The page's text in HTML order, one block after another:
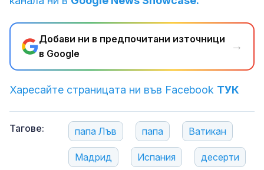
Добави ни в предпочитани източници
в Google
→
Харесайте страницата ни във Facebook ТУК
Тагове: папа Лъв папа Ватикан
Мадрид Испания десерти